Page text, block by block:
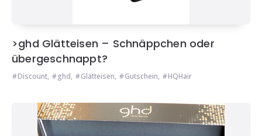
>ghd Glätteisen – Schnäppchen oder
übergeschnappt?
Discount, ghd, Glätteisen, Gutschein, HQHair